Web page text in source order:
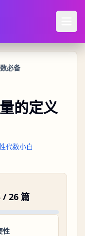
必备
的定义
代数小白
/26 篇
性